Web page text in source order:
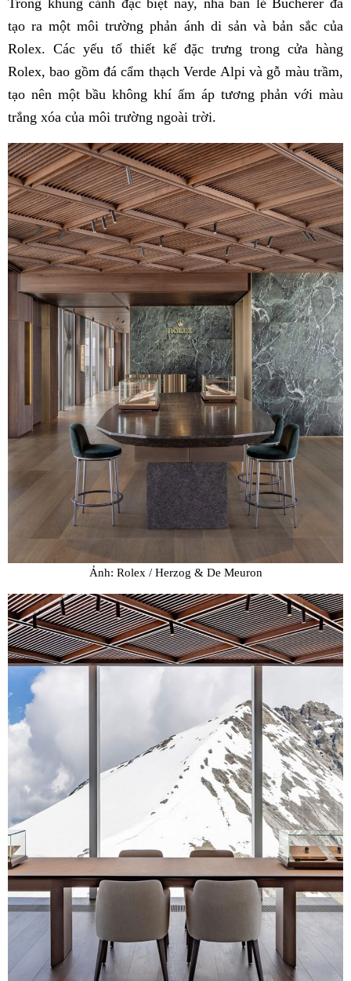
tạo ra một môi trường phản ánh di sản và bản sắc của
Rolex. Các yếu tố thiết kế đặc trưng trong cửa hàng
Rolex, ​​bao gồm đá cẩm thạch Verde Alpi và gỗ màu trầm,
tạo nên một bầu không khí ấm áp tương phản với màu
trắng xóa của môi trường ngoài trời.
Ảnh: Rolex / Herzog & De Meuron